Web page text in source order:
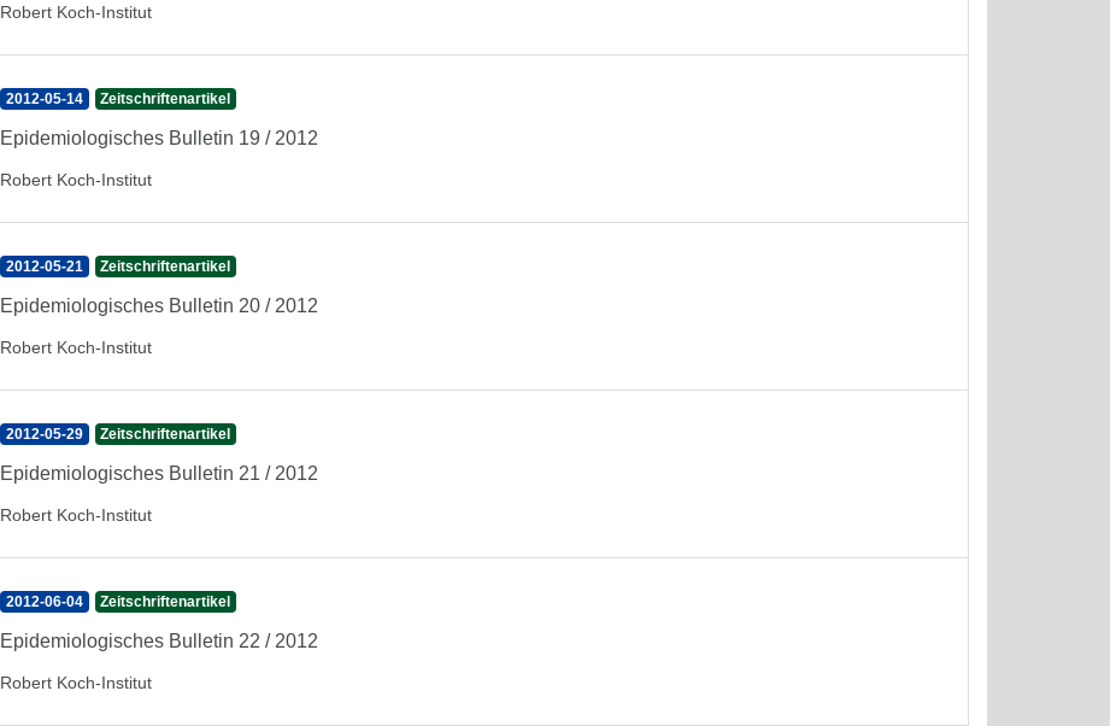
Robert Koch-Institut
2012-05-14 Zeitschriftenartikel
Epidemiologisches Bulletin 19 / 2012
Robert Koch-Institut
2012-05-21 Zeitschriftenartikel
Epidemiologisches Bulletin 20 / 2012
Robert Koch-Institut
2012-05-29 Zeitschriftenartikel
Epidemiologisches Bulletin 21 / 2012
Robert Koch-Institut
2012-06-04 Zeitschriftenartikel
Epidemiologisches Bulletin 22 / 2012
Robert Koch-Institut